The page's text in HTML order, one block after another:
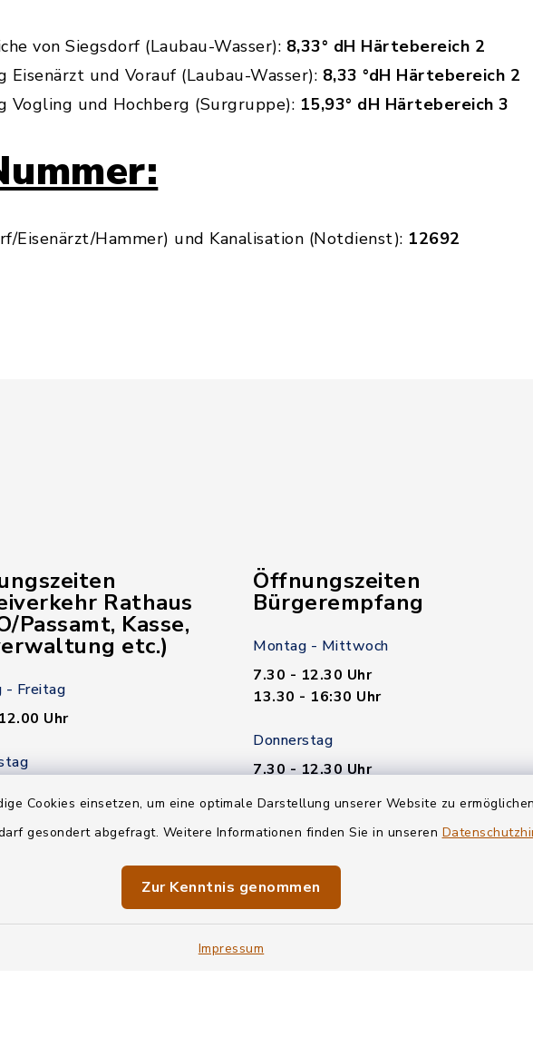
Cookies einsetzen, um eine optimale Darstellung unserer Website zu
gesondert abgefragt. Weitere Informationen finden Sie in unseren
Zur Kenntnis genommen
Impressum
von Siegsdorf (Laubau-Wasser): 8,33° dH Härtebereich 2
Eisenärzt und Vorauf (Laubau-Wasser): 8,33 °dH Härtebereich 2
Vogling und Hochberg (Surgruppe): 15,93° dH Härtebereich 3
Eisenärzt/Hammer) und Kanalisation (Notdienst): 12692
Rathaus
Passamt, Kasse,
etc.)
- Freitag
Uhr
nötig!
Öffnungszeiten
Bürgerempfang
Montag - Mittwoch
7.30 - 12.30 Uhr
13.30 - 16:30 Uhr
Donnerstag
7.30 - 12.30 Uhr
Freitag
7.30 - 12.30 Uhr